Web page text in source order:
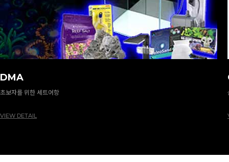
DMA
초보자를 위한 세트어항
VIEW DETAIL